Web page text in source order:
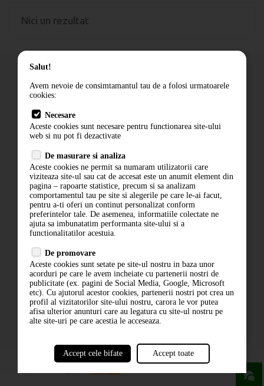
Nici un rezultat
Cum comand
Livrare
Contact
Politica de confidentialitate
ANPC
ABONARE LA NEWSLETTER
ABONARE
Salut!
Avem nevoie de consimtamantul tau de a folosi urmatoarele
cookies:
Necesare
Aceste cookies sunt necesare pentru functionarea site-ului
web si nu pot fi dezactivate
De masurare si analiza
Aceste cookies ne permit sa numaram utilizatorii care
viziteaza site-ul sau cat de accesat este un anumit element din
pagina – rapoarte statistice, precum si sa analizam
comportamentul tau pe site si alegerile pe care le-ai facut,
pentru a-ti oferi un continut personalizat conform
preferintelor tale. De asemenea, informatiile colectate ne
ajuta sa imbunatatim performanta site-ului si a
functionalitatilor acestuia.
De promovare
Aceste cookies sunt setate pe site-ul nostru in baza unor
acorduri pe care le avem incheiate cu partenerii nostri de
publicitate (ex. pagini de Social Media, Google, Microsoft
etc). Cu ajutorul acestor cookies, partenerii nostri pot crea un
profil al vizitatorilor site-ului nostru, carora le vor putea
afisa ulterior anunturi care au legatura cu site-ul nostru pe
alte site-uri pe care acestia le acceseaza.
Accept cele bifate Accept toate